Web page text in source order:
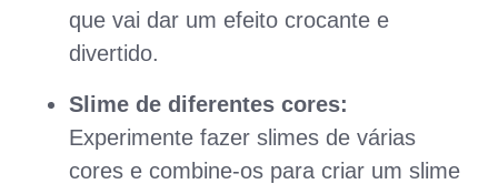
que vai dar um efeito crocante e
divertido.
Slime de diferentes cores:
Experimente fazer slimes de várias
cores e combine-os para criar um slime